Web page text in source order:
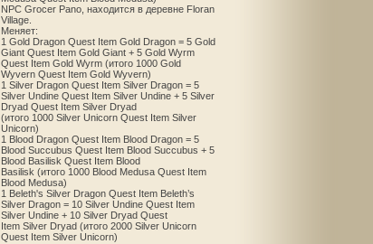
NPC Grocer Pano, находится в деревне Floran
Village.
Меняет:
1 Gold Dragon Quest Item Gold Dragon = 5 Gold
Giant Quest Item Gold Giant + 5 Gold Wyrm
Quest Item Gold Wyrm (итого 1000 Gold
Wyvern Quest Item Gold Wyvern)
1 Silver Dragon Quest Item Silver Dragon = 5
Silver Undine Quest Item Silver Undine + 5 Silver
Dryad Quest Item Silver Dryad
(итого 1000 Silver Unicorn Quest Item Silver
Unicorn)
1 Blood Dragon Quest Item Blood Dragon = 5
Blood Succubus Quest Item Blood Succubus + 5
Blood Basilisk Quest Item Blood
Basilisk (итого 1000 Blood Medusa Quest Item
Blood Medusa)
1 Beleth's Silver Dragon Quest Item Beleth’s
Silver Dragon = 10 Silver Undine Quest Item
Silver Undine + 10 Silver Dryad Quest
Item Silver Dryad (итого 2000 Silver Unicorn
Quest Item Silver Unicorn)